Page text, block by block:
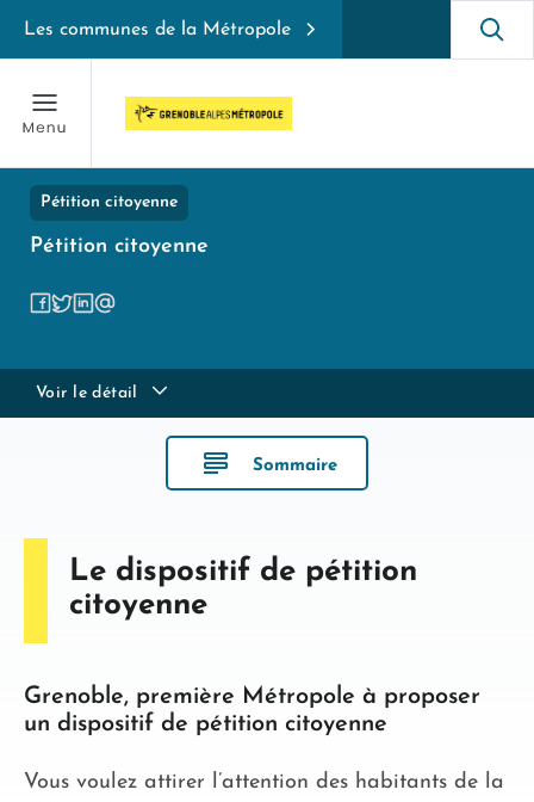
Les communes de la Métropole
Pétition citoyenne
Pétition citoyenne
Voir le détail
Sommaire
Le dispositif de pétition
citoyenne
Grenoble, première Métropole à proposer
un dispositif de pétition citoyenne
Vous voulez attirer l’attention des habitants de la